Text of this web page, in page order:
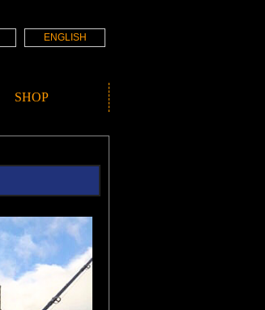
ENGLISH
SHOP